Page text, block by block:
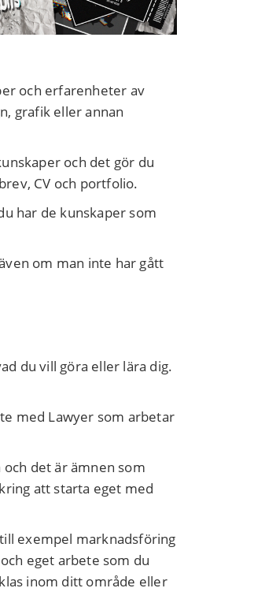
och erfarenheter av
grafik eller annan
och det gör du
CV och portfolio.
har de kunskaper som
om man inte har gått
du vill göra eller lära dig.
med Lawyer som arbetar
det är ämnen som
att starta eget med
exempel marknadsföring
eget arbete som du
inom ditt område eller